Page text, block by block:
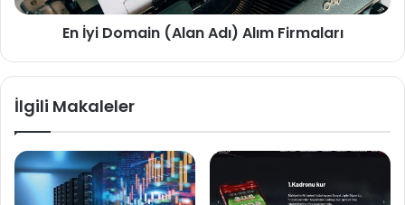
En İyi Domain (Alan Adı) Alım Firmaları
İlgili Makaleler